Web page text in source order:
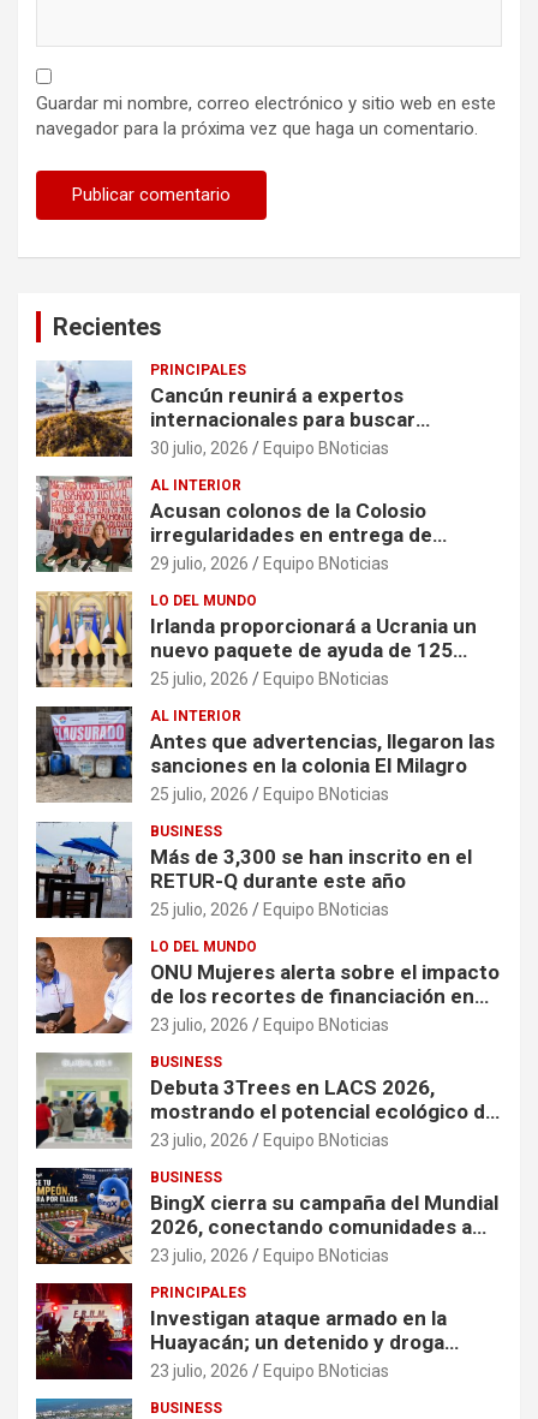
Guardar mi nombre, correo electrónico y sitio web en este
navegador para la próxima vez que haga un comentario.
Recientes
PRINCIPALES
Cancún reunirá a expertos
internacionales para buscar
soluciones al problema del sargazo
30 julio, 2026 Equipo BNoticias
AL INTERIOR
Acusan colonos de la Colosio
irregularidades en entrega de
escrituras
29 julio, 2026 Equipo BNoticias
LO DEL MUNDO
Irlanda proporcionará a Ucrania un
nuevo paquete de ayuda de 125
millones de euros
25 julio, 2026 Equipo BNoticias
AL INTERIOR
Antes que advertencias, llegaron las
sanciones en la colonia El Milagro
25 julio, 2026 Equipo BNoticias
BUSINESS
Más de 3,300 se han inscrito en el
RETUR-Q durante este año
25 julio, 2026 Equipo BNoticias
LO DEL MUNDO
ONU Mujeres alerta sobre el impacto
de los recortes de financiación en
organizaciones que apoyan a
crisis
23 julio, 2026 Equipo BNoticias
BUSINESS
Debuta 3Trees en LACS 2026,
mostrando el potencial ecológico de
China en América
23 julio, 2026 Equipo BNoticias
BUSINESS
BingX cierra su campaña del Mundial
2026, conectando comunidades a
través de experiencias exclusivas
23 julio, 2026 Equipo BNoticias
PRINCIPALES
Investigan ataque armado en la
Huayacán; un detenido y droga
asegurada tras persecución
23 julio, 2026 Equipo BNoticias
BUSINESS